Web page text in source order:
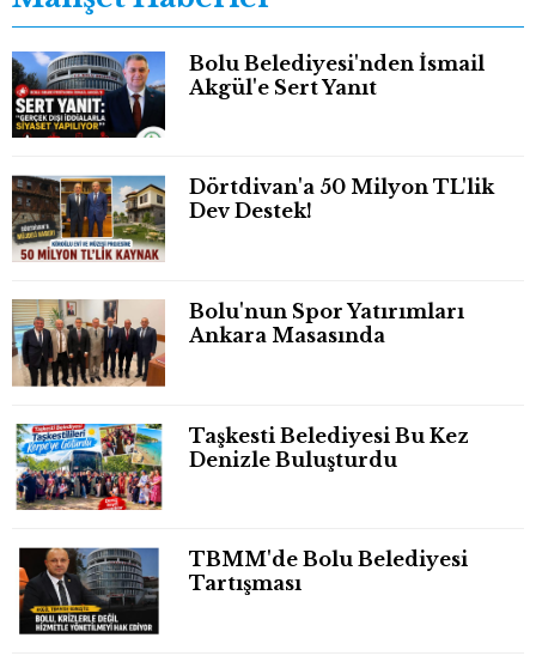
Bolu Belediyesi'nden İsmail
Akgül'e Sert Yanıt
Dörtdivan'a 50 Milyon TL'lik
Dev Destek!
Bolu'nun Spor Yatırımları
Ankara Masasında
Taşkesti Belediyesi Bu Kez
Denizle Buluşturdu
TBMM'de Bolu Belediyesi
Tartışması